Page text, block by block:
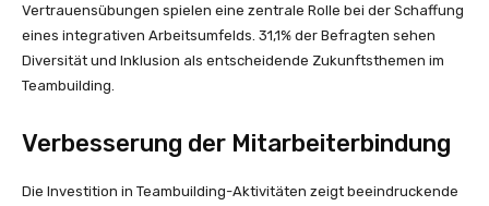
Vertrauensübungen spielen eine zentrale Rolle bei der Schaffung
eines integrativen Arbeitsumfelds. 31,1% der Befragten sehen
Diversität und Inklusion als entscheidende Zukunftsthemen im
Teambuilding.
Verbesserung der Mitarbeiterbindung
Die Investition in Teambuilding-Aktivitäten zeigt beeindruckende